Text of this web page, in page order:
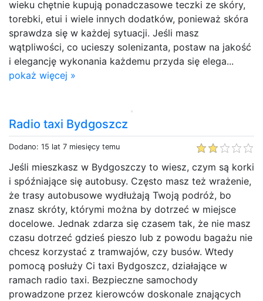
wieku chętnie kupują ponadczasowe teczki ze skóry,
torebki, etui i wiele innych dodatków, ponieważ skóra
sprawdza się w każdej sytuacji. Jeśli masz
wątpliwości, co ucieszy solenizanta, postaw na jakość
i elegancję wykonania każdemu przyda się elega...
pokaż więcej »
Radio taxi Bydgoszcz
Dodano: 15 lat 7 miesięcy temu
Jeśli mieszkasz w Bydgoszczy to wiesz, czym są korki
i spóźniające się autobusy. Często masz też wrażenie,
że trasy autobusowe wydłużają Twoją podróż, bo
znasz skróty, którymi można by dotrzeć w miejsce
docelowe. Jednak zdarza się czasem tak, że nie masz
czasu dotrzeć gdzieś pieszo lub z powodu bagażu nie
chcesz korzystać z tramwajów, czy busów. Wtedy
pomocą posłuży Ci taxi Bydgoszcz, działające w
ramach radio taxi. Bezpieczne samochody
prowadzone przez kierowców doskonale znających